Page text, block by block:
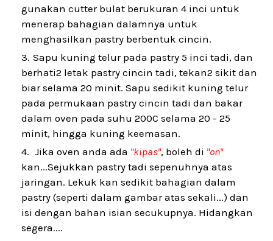
gunakan cutter bulat berukuran 4 inci untuk
menerap bahagian dalamnya untuk
menghasilkan pastry berbentuk cincin.
Sapu kuning telur pada pastry 5 inci tadi, dan
berhati2 letak pastry cincin tadi, tekan2 sikit dan
biar selama 20 minit. Sapu sedikit kuning telur
pada permukaan pastry cincin tadi dan bakar
dalam oven pada suhu 200C selama 20 - 25
minit, hingga kuning keemasan.
Jika oven anda ada "kipas", boleh di "on"
kan...Sejukkan pastry tadi sepenuhnya atas
jaringan. Lekuk kan sedikit bahagian dalam
pastry (seperti dalam gambar atas sekali...) dan
isi dengan bahan isian secukupnya. Hidangkan
segera....